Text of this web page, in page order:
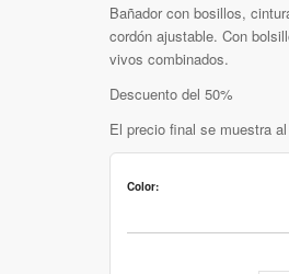
Bañador con bosillos,
cordón ajustable. Con
vivos combinados.
Descuento del 50%
El precio final se muestra
Color: